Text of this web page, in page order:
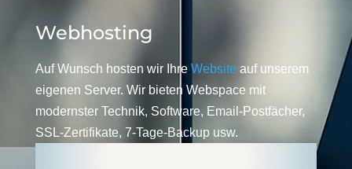
Webhosting
Auf Wunsch hosten wir Ihre Website auf unserem
eigenen Server. Wir bieten Webspace mit
modernster Technik, Software, Email-Postfächer,
SSL-Zertifikate, 7-Tage-Backup usw.